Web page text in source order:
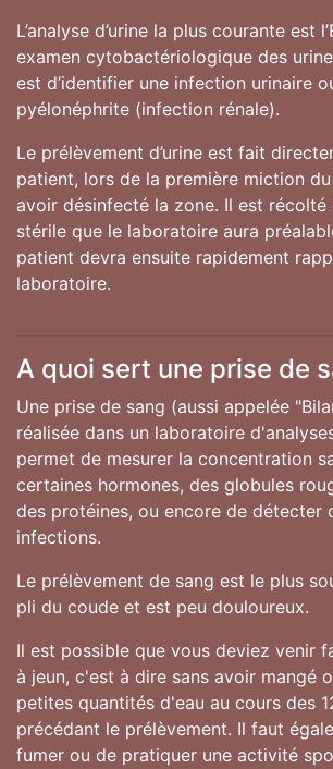
L’analyse d’urine la plus courante est
examen cytobactériologique des
est d’identifier une infection urinaire
pyélonéphrite (infection rénale).
Le prélèvement d’urine est fait
patient, lors de la première miction
avoir désinfecté la zone. Il est récolté
stérile que le laboratoire aura
patient devra ensuite rapidement
laboratoire.
A quoi sert une prise de
Une prise de sang (aussi appelée
réalisée dans un laboratoire
permet de mesurer la concentration
certaines hormones, des globules
des protéines, ou encore de détecter
infections.
Le prélèvement de sang est le plus
pli du coude et est peu douloureux.
Il est possible que vous deviez venir
à jeun, c'est à dire sans avoir mangé
petites quantités d'eau au cours des
précédant le prélèvement. Il faut
fumer ou de pratiquer une activité